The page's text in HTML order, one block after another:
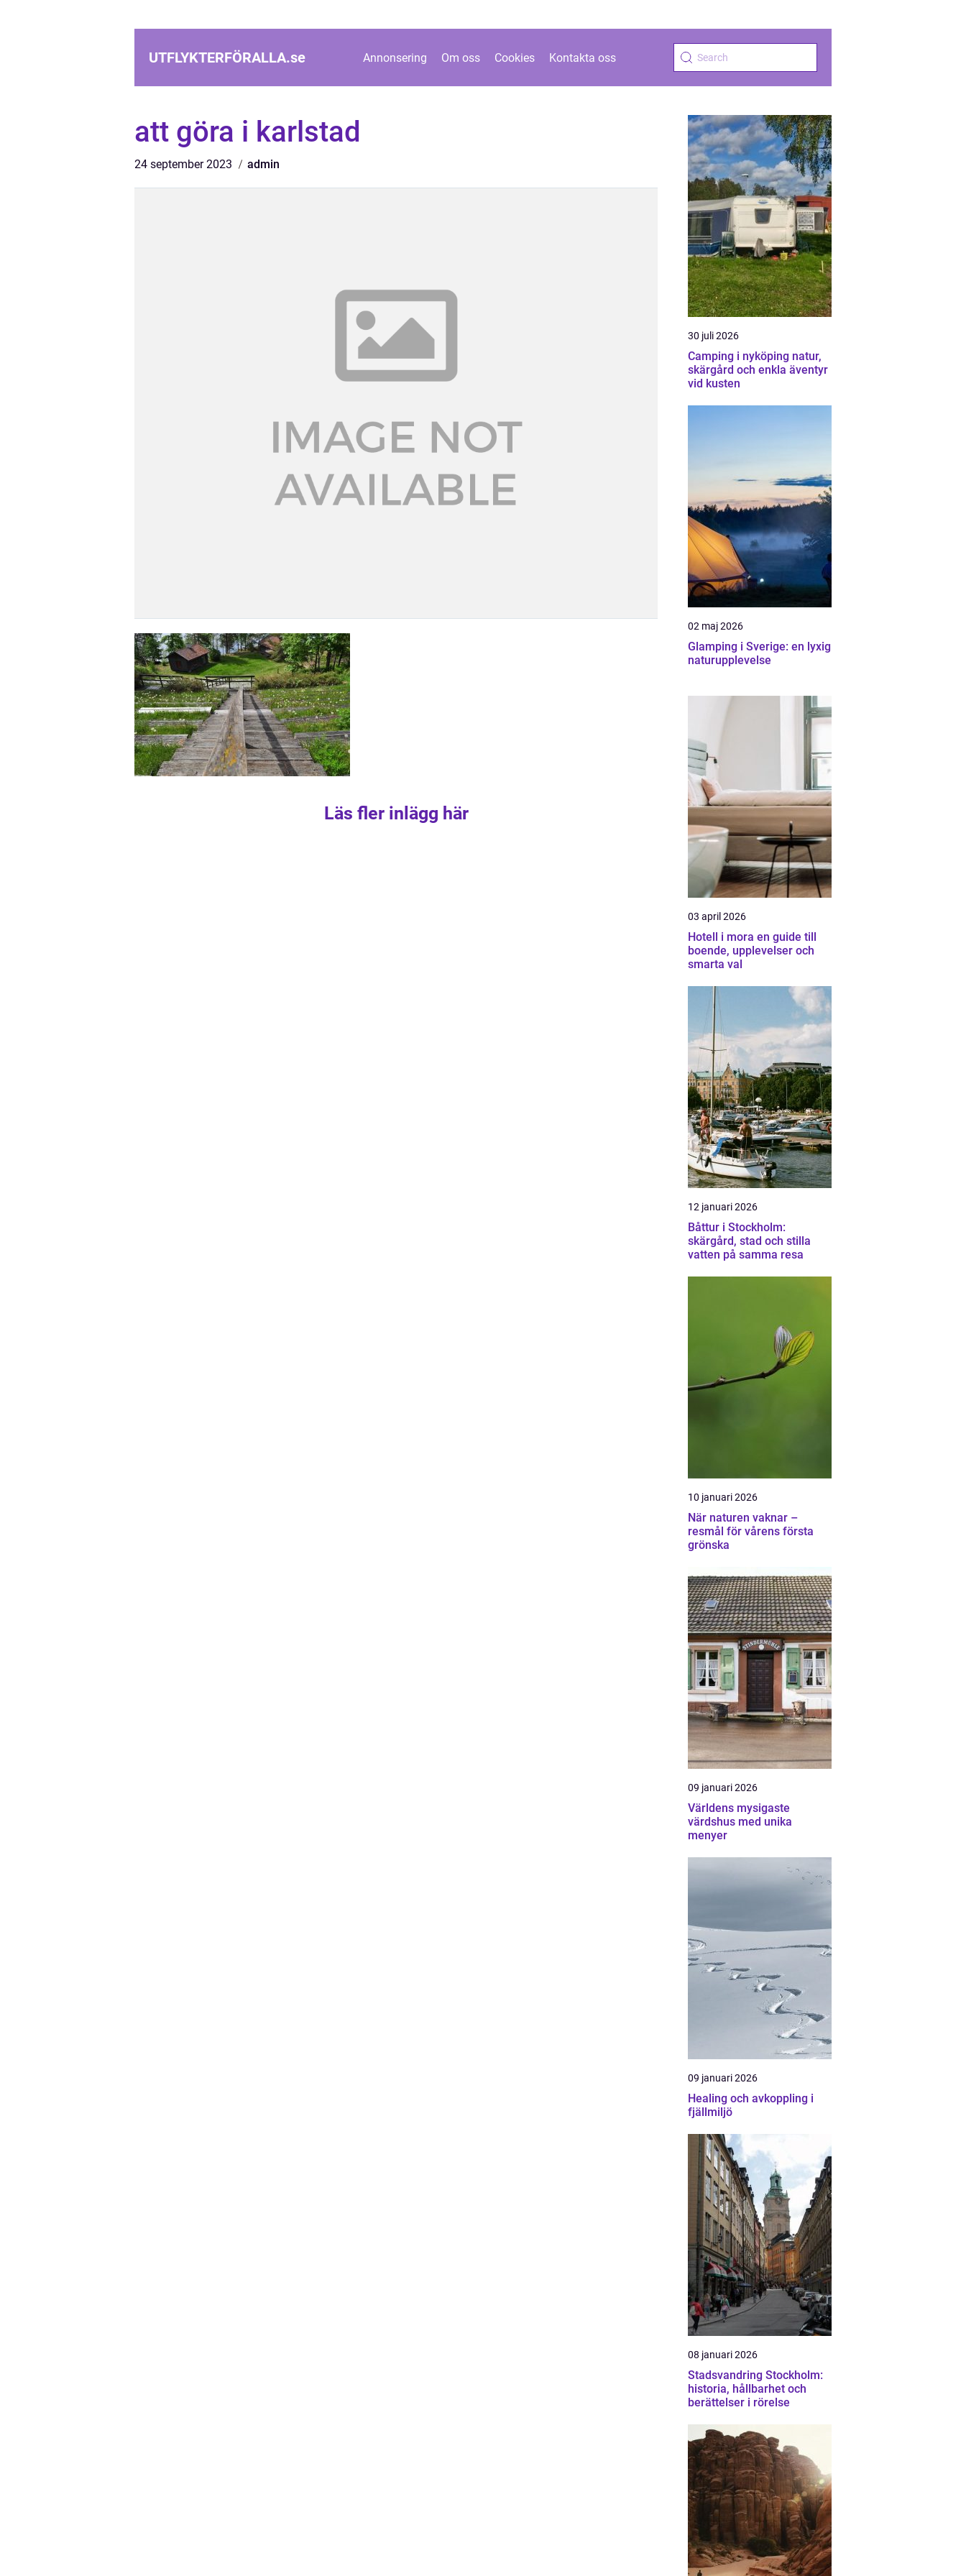
UTFLYKTERFÖRALLA.se Annonsering Om oss Cookies Kontakta oss
att göra i karlstad
24 september 2023 admin
Läs fler inlägg här
30 juli 2026
Camping i nyköping natur,
skärgård och enkla äventyr
vid kusten
02 maj 2026
Glamping i Sverige: en lyxig
naturupplevelse
03 april 2026
Hotell i mora en guide till
boende, upplevelser och
smarta val
12 januari 2026
Båttur i Stockholm:
skärgård, stad och stilla
vatten på samma resa
10 januari 2026
När naturen vaknar –
resmål för vårens första
grönska
09 januari 2026
Världens mysigaste
värdshus med unika
menyer
09 januari 2026
Healing och avkoppling i
fjällmiljö
08 januari 2026
Stadsvandring Stockholm:
historia, hållbarhet och
berättelser i rörelse